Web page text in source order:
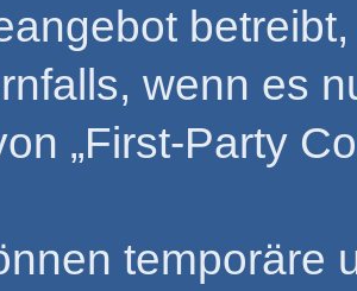
wenn es
„First-Party
temporäre